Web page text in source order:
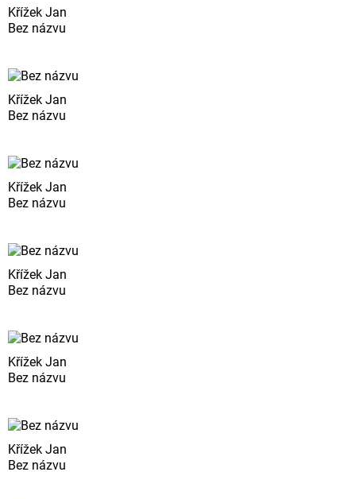
Křížek Jan
Bez názvu
Křížek Jan
Bez názvu
Křížek Jan
Bez názvu
Křížek Jan
Bez názvu
Křížek Jan
Bez názvu
Křížek Jan
Bez názvu